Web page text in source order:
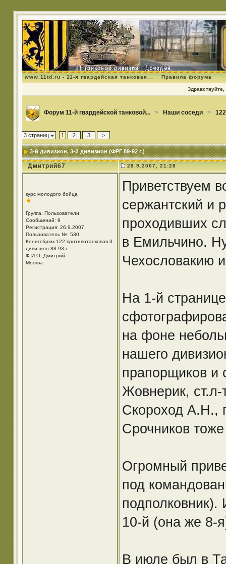
www.11td.ru - 11-я гвардейская танковая... Правила форума
Здравствуйте,
Форум 11-й гвардейской танковой... > Наши соседи >
3 страниц 1 2 3 >
3-й дивизион, 3-й дивизион (ФРГ 89-92 г.)
Дмитрий67 28.9.2007, 21:28
курс молодого бойца
Группа: Пользователи
Сообщений: 9
Регистрация: 26.9.2007
Пользователь №: 530
Кенигсбрюк 122 противотанковая 3
дивизион 88-93 г.
Ф.И.О.:Дмитрий
Москва
Приветствуем
сержантский и
проходивших
в Емильчино.
Чехословакию
На 1-й
на фоне
нашего
прапорщиков и
Жовнерик,
Скороход А.Н.,
Срочников
Огромный
под
10-й (она же 8-
В июле был в